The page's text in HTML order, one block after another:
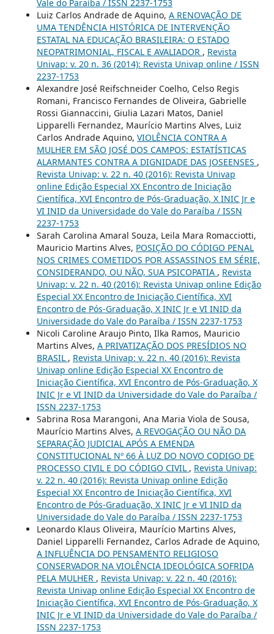
Vale do Paraíba / ISSN 2237-1753
Luiz Carlos Andrade de Aquino, A RENOVAÇÃO DE
UMA TENDÊNCIA HISTÓRICA DE INTERVENÇÃO
ESTATAL NA EDUCAÇÃO BRASILEIRA: O ESTADO
NEOPATRIMONIAL, FISCAL E AVALIADOR , Revista
Univap: v. 20 n. 36 (2014): Revista Univap online / ISSN
2237-1753
Alexandre José Reifschneider Coelho, Celso Regis
Romani, Francisco Fernandes de Oliveira, Gabrielle
Rossi Giannaccini, Giulia Lazari Matos, Daniel
Lipparelli Fernandez, Maurício Martins Alves, Luiz
Carlos Andrade Aquino, VIOLÊNCIA CONTRA A
MULHER EM SÃO JOSÉ DOS CAMPOS: ESTATÍSTICAS
ALARMANTES CONTRA A DIGNIDADE DAS JOSEENSES ,
Revista Univap: v. 22 n. 40 (2016): Revista Univap
online Edição Especial XX Encontro de Iniciação
Científica, XVI Encontro de Pós-Graduação, X INIC Jr e
VI INID da Universidade do Vale do Paraíba / ISSN
2237-1753
Sarah Carolina Amaral Souza, Leila Mara Romacciotti,
Mauricio Martins Alves, POSIÇÃO DO CÓDIGO PENAL
NOS CRIMES COMETIDOS POR ASSASSINOS EM SÉRIE,
CONSIDERANDO, OU NÃO, SUA PSICOPATIA , Revista
Univap: v. 22 n. 40 (2016): Revista Univap online Edição
Especial XX Encontro de Iniciação Científica, XVI
Encontro de Pós-Graduação, X INIC Jr e VI INID da
Universidade do Vale do Paraíba / ISSN 2237-1753
Nicoli Caroline Araujo Pinto, Ilka Ramos, Mauricio
Martins Alves, A PRIVATIZAÇÃO DOS PRESÍDIOS NO
BRASIL , Revista Univap: v. 22 n. 40 (2016): Revista
Univap online Edição Especial XX Encontro de
Iniciação Científica, XVI Encontro de Pós-Graduação, X
INIC Jr e VI INID da Universidade do Vale do Paraíba /
ISSN 2237-1753
Sabrina Rosa Marangoni, Ana Maria Viola de Sousa,
Maurício Martins Alves, A REVOGAÇÃO OU NÃO DA
SEPARAÇÃO JUDICIAL APÓS A EMENDA
CONSTITUCIONAL Nº 66 À LUZ DO NOVO CODIGO DE
PROCESSO CIVIL E DO CÓDIGO CIVIL , Revista Univap:
v. 22 n. 40 (2016): Revista Univap online Edição
Especial XX Encontro de Iniciação Científica, XVI
Encontro de Pós-Graduação, X INIC Jr e VI INID da
Universidade do Vale do Paraíba / ISSN 2237-1753
Leonardo Klaus Oliveira, Maurício Martins Alves,
Daniel Lipparelli Fernandez, Carlos Adrade de Aquino,
A INFLUÊNCIA DO PENSAMENTO RELIGIOSO
CONSERVADOR NA VIOLÊNCIA IDEOLÓGICA SOFRIDA
PELA MULHER , Revista Univap: v. 22 n. 40 (2016):
Revista Univap online Edição Especial XX Encontro de
Iniciação Científica, XVI Encontro de Pós-Graduação, X
INIC Jr e VI INID da Universidade do Vale do Paraíba /
ISSN 2237-1753